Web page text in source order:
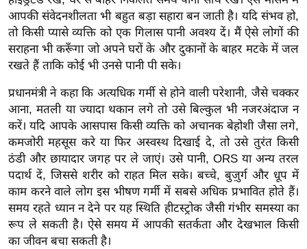
ल
बे
मि
सा
ल
श
ख्सि
य
त
यं
ग
इं
आपकी संवेदनशीलता भी बहुत बड़ा सहारा बन जाती है। यदि संभव हो,
तो किसी प्यासे व्यक्ति को एक गिलास पानी अवश्य दें। मैं ऐसे लोगों की
सराहना भी करूँगा जो अपने घरों के और दुकानों के बाहर मटके में जल
रखते हैं ताकि कोई भी उनसे पानी पी सके।
प्रधानमंत्री ने कहा कि अत्यधिक गर्मी से होने वाली परेशानी, जैसे चक्कर
आना, मतली या ज्यादा थकान लगे तो उसे बिल्कुल भी नजरअंदाज न
करें। यदि आपके आसपास किसी व्यक्ति को अचानक बेहोशी जैसा लगे,
कमजोरी महसूस करे या फिर अस्वस्थ दिखाई दे, तो उसे तुरंत किसी
ठंडी और छायादार जगह पर ले जाएं। उसे पानी, ORS या अन्य तरल
पदार्थ दें, जिससे शरीर को राहत मिल सके। बच्चे, बुज़ुर्ग और धूप में
काम करने वाले लोग इस भीषण गर्मी में सबसे अधिक प्रभावित होते हैं।
समय रहते ध्यान न देने पर यह स्थिति हीटस्ट्रोक जैसी गंभीर समस्या का
रूप ले सकती है। ऐसे समय में आपकी सतर्कता और देखभाल किसी
का जीवन बचा सकती है।